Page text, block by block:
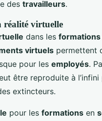
des travailleurs.
réalité virtuelle
dans les
virtuels permettent
pour les employés.
être reproduite à
extincteurs.
pour les formations en